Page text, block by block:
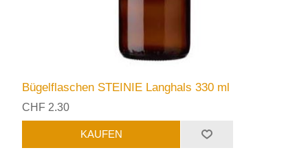
Bügelflaschen STEINIE Langhals 330 ml
CHF 2.30